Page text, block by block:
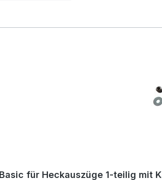
für Heckauszüge 1-teilig mit